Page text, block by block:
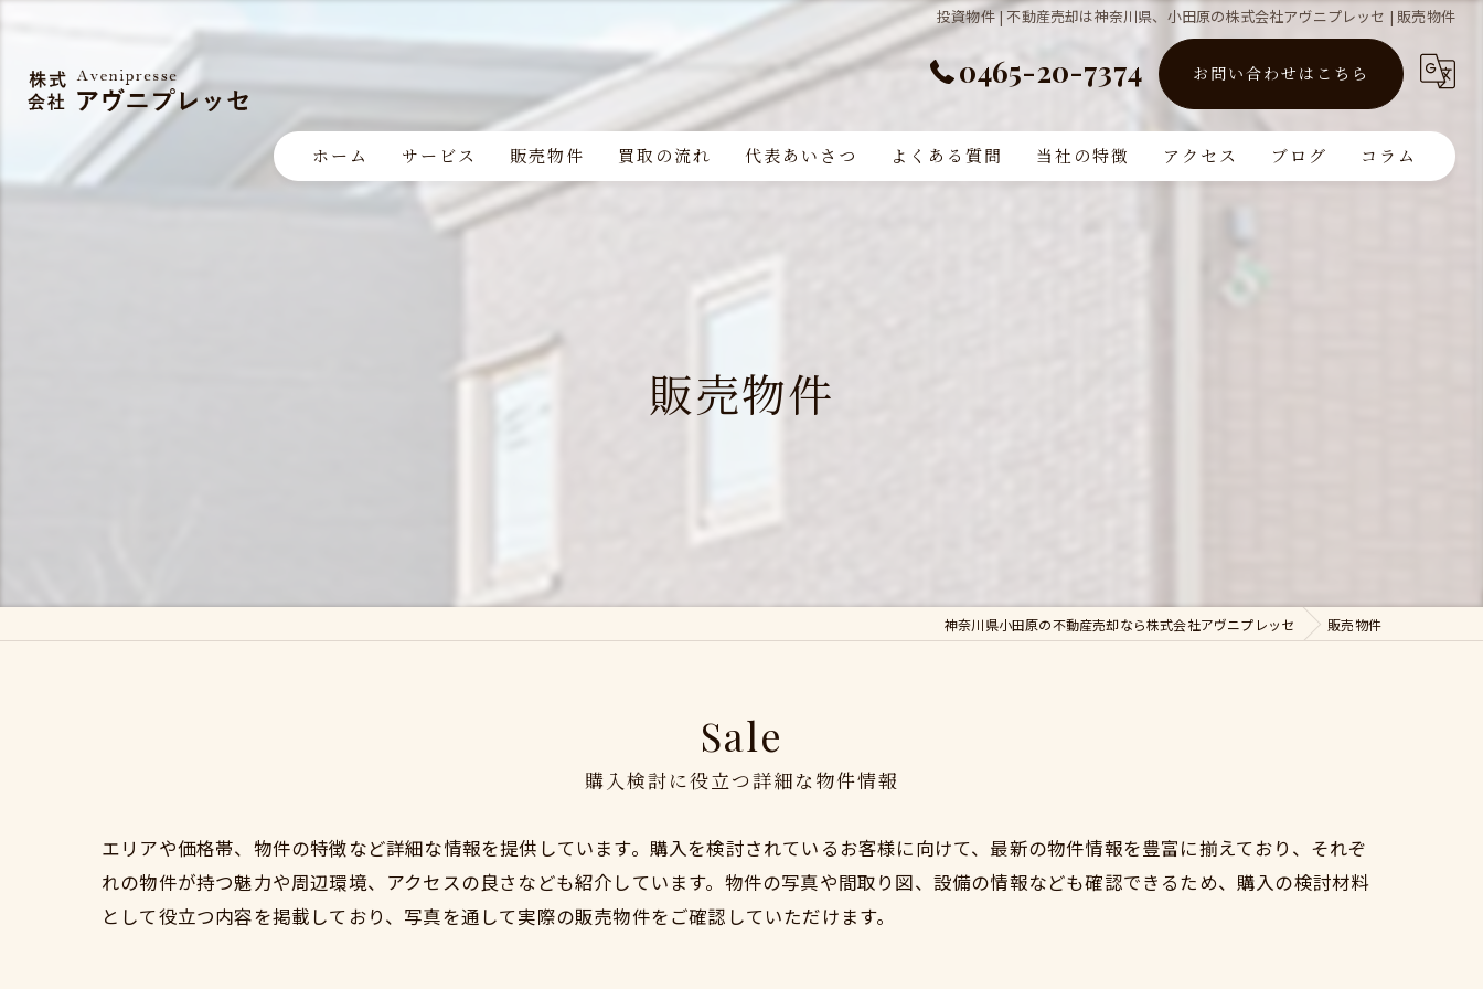
投資物件 | 不動産売却は神奈川県、小田原の株式会社アヴニプレッセ | 販売物件
0465-20-7374 お問い合わせはこちら
ホーム サービス 販売物件 買取の流れ 代表あいさつ よくある質問 当社の特徴 アクセス ブログ コラム
販売物件
神奈川県小田原の不動産売却なら株式会社アヴニプレッセ 販売物件
Sale
購入検討に役立つ詳細な物件情報
エリアや価格帯、物件の特徴など詳細な情報を提供しています。購入を検討されているお客様に向けて、最新の物件情報を豊富に揃えており、それぞ
れの物件が持つ魅力や周辺環境、アクセスの良さなども紹介しています。物件の写真や間取り図、設備の情報なども確認できるため、購入の検討材料
として役立つ内容を掲載しており、写真を通して実際の販売物件をご確認していただけます。